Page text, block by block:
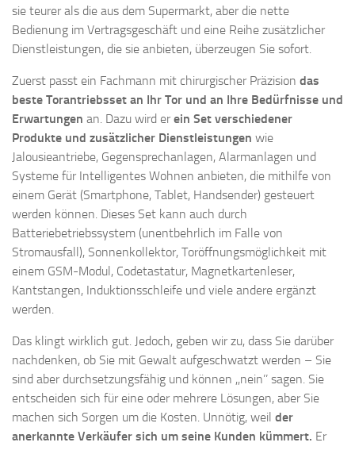
sie teurer als die aus dem Supermarkt, aber die nette
Bedienung im Vertragsgeschäft und eine Reihe zusätzlicher
Dienstleistungen, die sie anbieten, überzeugen Sie sofort.
Zuerst passt ein Fachmann mit chirurgischer Präzision das
beste Torantriebsset an Ihr Tor und an Ihre Bedürfnisse und
Erwartungen an. Dazu wird erein Set verschiedener
Produkte und zusätzlicher Dienstleistungen wie
Jalousieantriebe, Gegensprechanlagen, Alarmanlagen und
Systeme für Intelligentes Wohnen anbieten, die mithilfe von
einem Gerät (Smartphone, Tablet, Handsender) gesteuert
werden können. Dieses Set kann auch durch
Batteriebetriebssystem (unentbehrlich im Falle von
Stromausfall), Sonnenkollektor, Toröffnungsmöglichkeit mit
einem GSM-Modul, Codetastatur, Magnetkartenleser,
Kantstangen, Induktionsschleife und viele andere ergänzt
werden.
Das klingt wirklich gut. Jedoch, geben wir zu, dass Sie darüber
nachdenken, ob Sie mit Gewalt aufgeschwatzt werden – Sie
sind aber durchsetzungsfähig und können ,,nein’’ sagen. Sie
entscheiden sich für eine oder mehrere Lösungen, aber Sie
machen sich Sorgen um die Kosten. Unnötig, weil der
anerkannte Verkäufer sich um seine Kunden kümmert. Er